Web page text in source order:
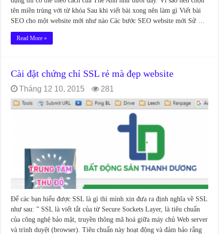
tên miền trùng với từ khóa Sau khi viết bài xong nên làm gì Viết bài
SEO cho một website mới như nào Các bước SEO website mới Sử …
Read More »
Cài đặt chứng chỉ SSL rẻ mà đẹp website
Tháng 12 10, 2015 281
Để các bạn hiểu được SSL là gì thì mình xin đưa ra định nghĩa về SSL
như sau: ” SSL là viết tắt của từ Secure Sockets Layer, là tiêu chuẩn
của công nghệ bảo mật, truyền thông mã hoá giữa máy chủ Web server
và trình duyệt (browser). Tiêu chuẩn này hoạt động và đảm bảo rằng